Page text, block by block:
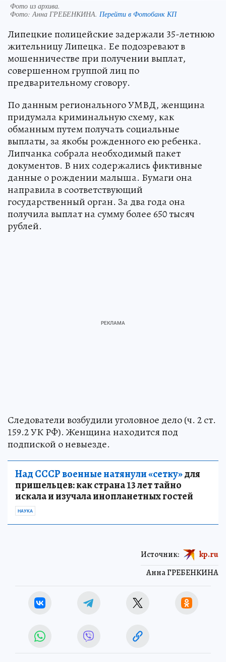
Фото из архива.
Фото: Анна ГРЕБЕНКИНА. Перейти в Фотобанк КП
Липецкие полицейские задержали 35-летнюю
жительницу Липецка. Ее подозревают в
мошенничестве при получении выплат,
совершенном группой лиц по
предварительному сговору.
По данным регионального УМВД, женщина
придумала криминальную схему, как
обманным путем получать социальные
выплаты, за якобы рожденного ею ребенка.
Липчанка собрала необходимый пакет
документов. В них содержались фиктивные
данные о рождении малыша. Бумаги она
направила в соответствующий
государственный орган. За два года она
получила выплат на сумму более 650 тысяч
рублей.
Следователи возбудили уголовное дело (ч. 2 ст.
159.2 УК РФ). Женщина находится под
подпиской о невыезде.
Над СССР военные натянули «сетку»для
пришельцев: как страна 13 лет тайно
искала и изучала инопланетных гостей
НАУКА
Анна ГРЕБЕНКИНА
Источник: kp.ru